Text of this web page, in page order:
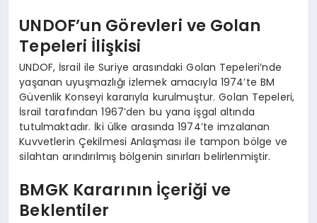
UNDOF’un Görevleri ve Golan
Tepeleri İlişkisi
UNDOF, İsrail ile Suriye arasındaki Golan Tepeleri’nde
yaşanan uyuşmazlığı izlemek amacıyla 1974’te BM
Güvenlik Konseyi kararıyla kurulmuştur. Golan Tepeleri,
İsrail tarafından 1967’den bu yana işgal altında
tutulmaktadır. İki ülke arasında 1974’te imzalanan
Kuvvetlerin Çekilmesi Anlaşması ile tampon bölge ve
silahtan arındırılmış bölgenin sınırları belirlenmiştir.
BMGK Kararının İçeriği ve
Beklentiler